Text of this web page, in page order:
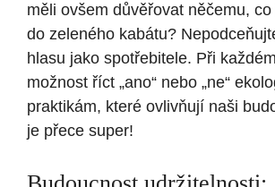
měli ovšem důvěřovat něčemu,
do zeleného kabátu?
hlasu jako spotřebitele. Při
možnost říct „ano“ nebo „ne“
praktikám, které ovlivňují naši
je přece super!